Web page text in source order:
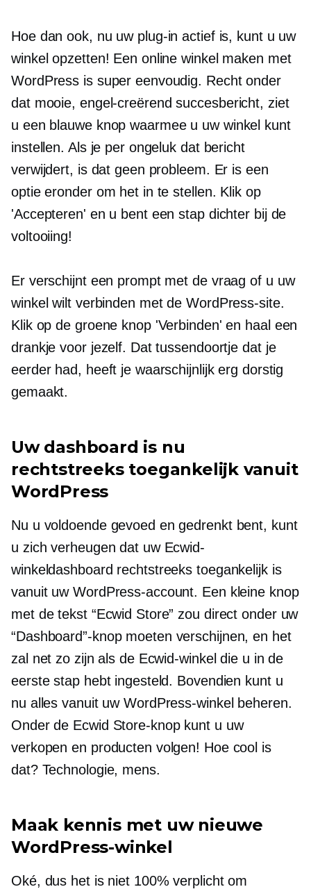
Hoe dan ook, nu uw plug-in actief is, kunt u uw
winkel opzetten! Een online winkel maken met
WordPress is super eenvoudig. Recht onder
dat mooie, engel-creërend succesbericht, ziet
u een blauwe knop waarmee u uw winkel kunt
instellen. Als je per ongeluk dat bericht
verwijdert, is dat geen probleem. Er is een
optie eronder om het in te stellen. Klik op
'Accepteren' en u bent een stap dichter bij de
voltooiing!
Er verschijnt een prompt met de vraag of u uw
winkel wilt verbinden met de WordPress-site.
Klik op de groene knop 'Verbinden' en haal een
drankje voor jezelf. Dat tussendoortje dat je
eerder had, heeft je waarschijnlijk erg dorstig
gemaakt.
Uw dashboard is nu
rechtstreeks toegankelijk vanuit
WordPress
Nu u voldoende gevoed en gedrenkt bent, kunt
u zich verheugen dat uw Ecwid-
winkeldashboard rechtstreeks toegankelijk is
vanuit uw WordPress-account. Een kleine knop
met de tekst “Ecwid Store” zou direct onder uw
“Dashboard”-knop moeten verschijnen, en het
zal net zo zijn als de Ecwid-winkel die u in de
eerste stap hebt ingesteld. Bovendien kunt u
nu alles vanuit uw WordPress-winkel beheren.
Onder de Ecwid Store-knop kunt u uw
verkopen en producten volgen! Hoe cool is
dat? Technologie, mens.
Maak kennis met uw nieuwe
WordPress-winkel
Oké, dus het is niet 100% verplicht om